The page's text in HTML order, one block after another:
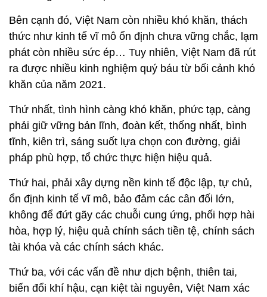
Bên cạnh đó, Việt Nam còn nhiều khó khăn, thách
thức như kinh tế vĩ mô ổn định chưa vững chắc, lạm
phát còn nhiều sức ép… Tuy nhiên, Việt Nam đã rút
ra được nhiều kinh nghiệm quý báu từ bối cảnh khó
khăn của năm 2021.
Thứ nhất, tình hình càng khó khăn, phức tạp, càng
phải giữ vững bản lĩnh, đoàn kết, thống nhất, bình
tĩnh, kiên trì, sáng suốt lựa chọn con đường, giải
pháp phù hợp, tổ chức thực hiện hiệu quả.
Thứ hai, phải xây dựng nền kinh tế độc lập, tự chủ,
ổn định kinh tế vĩ mô, bảo đảm các cân đối lớn,
không để đứt gãy các chuỗi cung ứng, phối hợp hài
hòa, hợp lý, hiệu quả chính sách tiền tệ, chính sách
tài khóa và các chính sách khác.
Thứ ba, với các vấn đề như dịch bệnh, thiên tai,
biến đổi khí hậu, cạn kiệt tài nguyên, Việt Nam xác